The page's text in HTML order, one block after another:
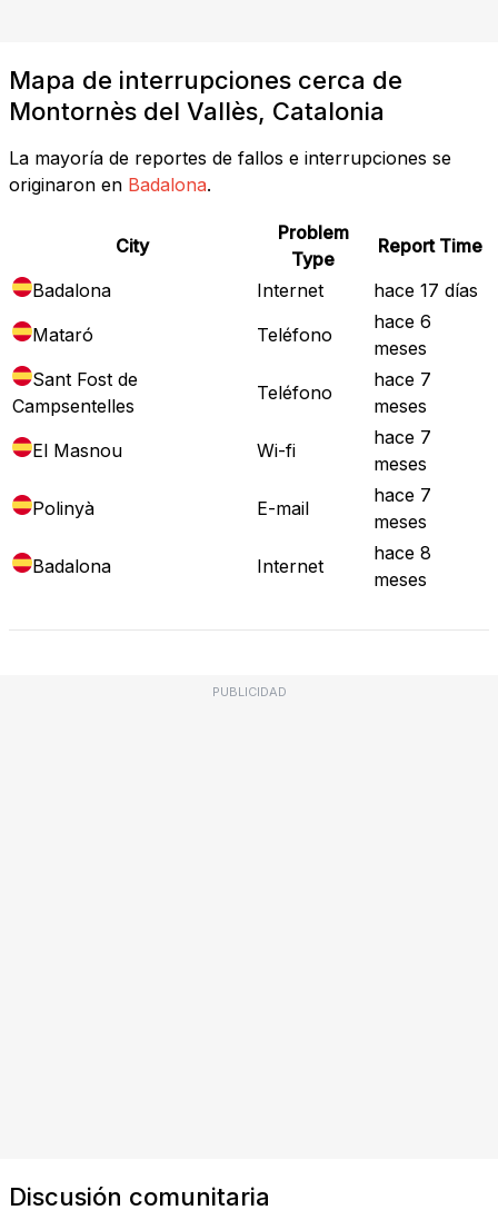
Mapa de interrupciones cerca de
Montornès del Vallès, Catalonia
La mayoría de reportes de fallos e interrupciones se
originaron en Badalona.
City
Problem
Type
Report Time
Badalona
Internet
hace 17 días
Mataró
Teléfono
hace 6
meses
Sant Fost de
Campsentelles
Teléfono
hace 7
meses
El Masnou
Wi-fi
hace 7
meses
Polinyà
E-mail
hace 7
meses
Badalona
Internet
hace 8
meses
PUBLICIDAD
Discusión comunitaria